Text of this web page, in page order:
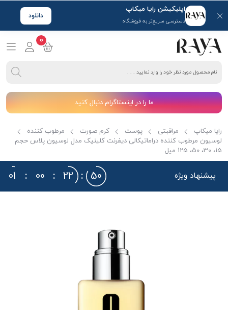
اپلیکیشن رایا میکاپ
دسترسی سریع‌تر به فروشگاه
دانلود
0
ما را در اینستاگرام دنبال کنید
رایا میکاپ مراقبتی پوست کرم صورت
مرطوب کننده
لوسیون مرطوب کننده دراماتیکالی دیفرنت کلینیک مدل لوسیون پلاس حجم
15، 30، 50، 125 میل
پیشنهاد ویژه 01 : 00 : 22 : 49